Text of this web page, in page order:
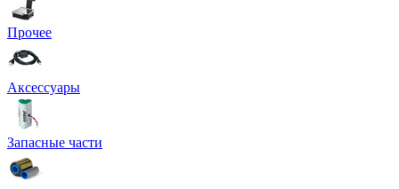
Прочее
Аксессуары
Запасные части